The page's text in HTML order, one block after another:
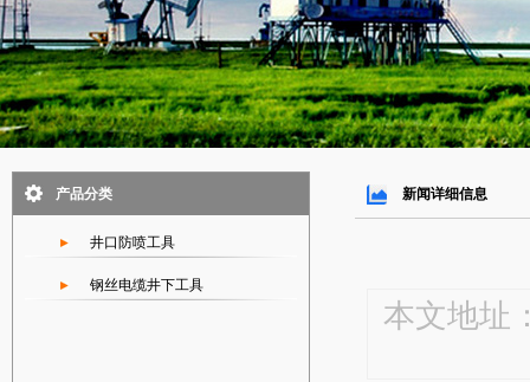
新闻详细信息
本文地址
产品分类
井口防喷工具
钢丝电缆井下工具